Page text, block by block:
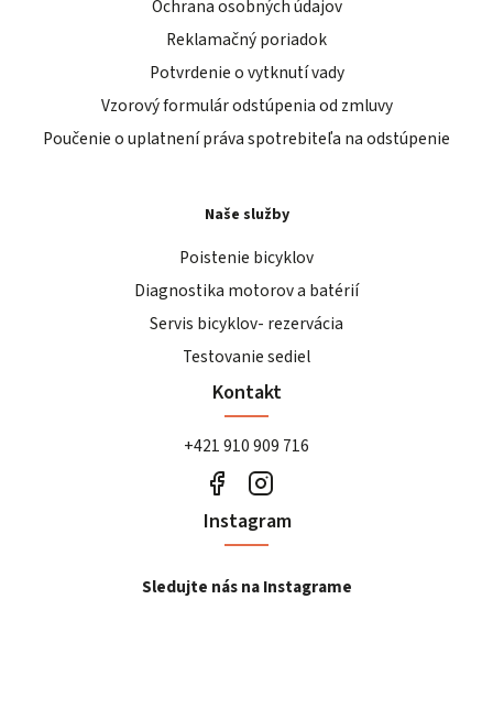
Ochrana osobných údajov
Reklamačný poriadok
Potvrdenie o vytknutí vady
Vzorový formulár odstúpenia od zmluvy
Poučenie o uplatnení práva spotrebiteľa na odstúpenie
Naše služby
Poistenie bicyklov
Diagnostika motorov a batérií
Servis bicyklov- rezervácia
Testovanie sediel
Kontakt
+421 910 909 716
Instagram
Sledujte nás na Instagrame